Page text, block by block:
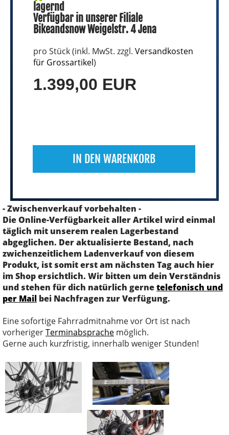
lagernd
Verfügbar in unserer Filiale
Bikeandsnow Weigelstr. 4 Jena
pro Stück (inkl. MwSt. zzgl. Versandkosten
für Grossartikel)
1.399,00 EUR
IN DEN WARENKORB
- Zwischenverkauf vorbehalten -
Die Online-Verfügbarkeit aller Artikel wird einmal
täglich mit unserem realen Lagerbestand
abgeglichen. Der aktualisierte Bestand, nach
zwichenzeitlichem Ladenverkauf von diesem
Produkt, ist somit erst am nächsten Tag auch hier
im Shop ersichtlich. Wir bitten um dein Verständnis
und stehen für dich natürlich gernetelefonisch und
per Mail bei Nachfragen zur Verfügung.
Eine sofortige Fahrradmitnahme vor Ort ist nach
vorherigerTerminabsprache möglich.
Gerne auch kurzfristig, innerhalb weniger Stunden!